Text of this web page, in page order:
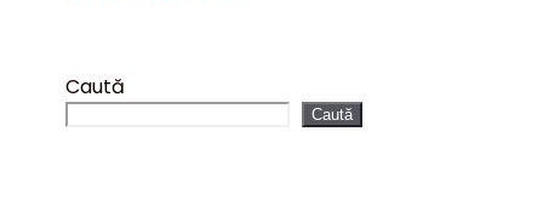
Caută
Caută